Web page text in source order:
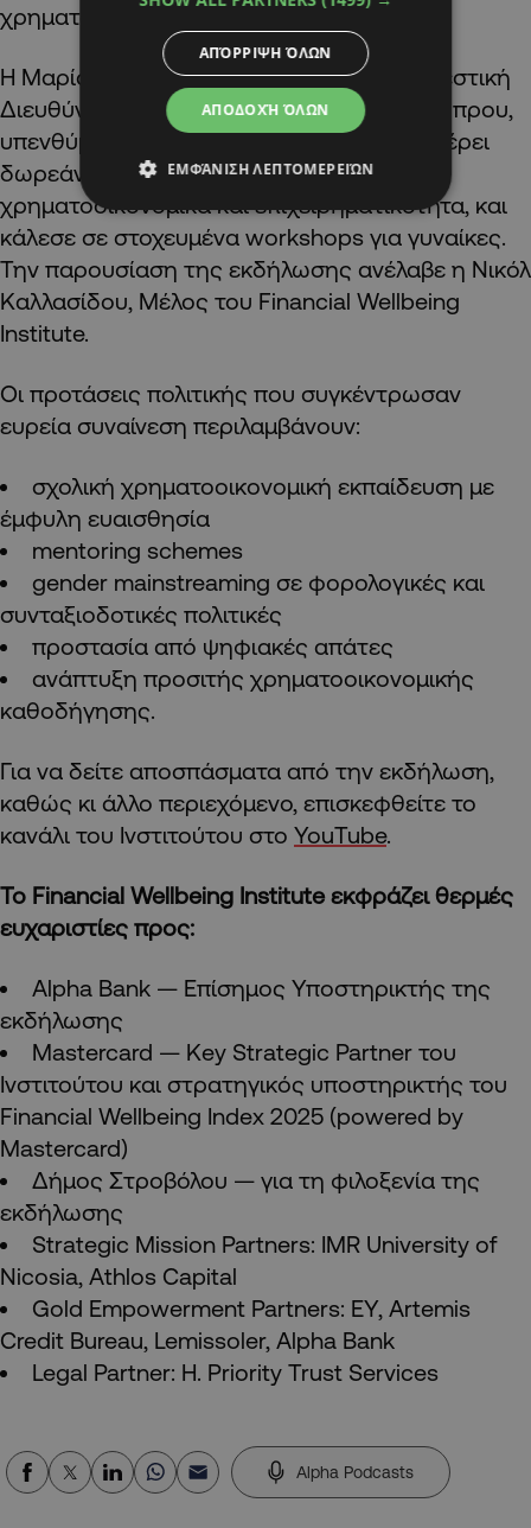
χρηματοοικονομικού συμβούλου.
Η Μαρία Μιλτιάδου, Αναπληρώτρια Εκτελεστική
Διευθύντρια του Οργανισμού Νεολαίας Κύπρου,
υπενθύμισε ότι ο Οργανισμός ήδη προσφέρει
δωρεάν παγκύπρια συμβουλευτική σε
χρηματοοικονομικά και επιχειρηματικότητα, και
κάλεσε σε στοχευμένα workshops για γυναίκες.
Την παρουσίαση της εκδήλωσης ανέλαβε η Νικόλ
Καλλασίδου, Μέλος του Financial Wellbeing
Institute.
Οι προτάσεις πολιτικής που συγκέντρωσαν
ευρεία συναίνεση περιλαμβάνουν:
σχολική χρηματοοικονομική εκπαίδευση με
έμφυλη ευαισθησία
mentoring schemes
gender mainstreaming σε φορολογικές και
συνταξιοδοτικές πολιτικές
προστασία από ψηφιακές απάτες
ανάπτυξη προσιτής χρηματοοικονομικής
καθοδήγησης.
Για να δείτε αποσπάσματα από την εκδήλωση,
καθώς κι άλλο περιεχόμενο, επισκεφθείτε το
κανάλι του Ινστιτούτου στο YouTube.
Το Financial Wellbeing Instituteεκφράζει θερμές
ευχαριστίες προς:
Alpha Bank — Επίσημος Υποστηρικτής της
εκδήλωσης
Mastercard — Key Strategic Partner του
Ινστιτούτου και στρατηγικός υποστηρικτής του
Financial Wellbeing Index 2025 (powered by
Mastercard)
Δήμος Στροβόλου — για τη φιλοξενία της
εκδήλωσης
Strategic Mission Partners: IMR University of
Nicosia, Athlos Capital
Gold Empowerment Partners: EY, Artemis
Credit Bureau, Lemissoler, Alpha Bank
Legal Partner: H. Priority Trust Services
Alpha Podcasts
ΑΠΟΔΟΧΉ ΌΛΩΝ
ΑΠΌΡΡΙΨΗ ΌΛΩΝ
ΕΜΦΆΝΙΣΗ ΛΕΠΤΟΜΕΡΕΙΏΝ